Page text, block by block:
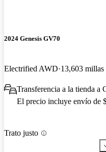
2024 Genesis GV70
Electrified AWD 13,603 millas
Transferencia a la tienda a
El precio incluye envío de
Trato justo